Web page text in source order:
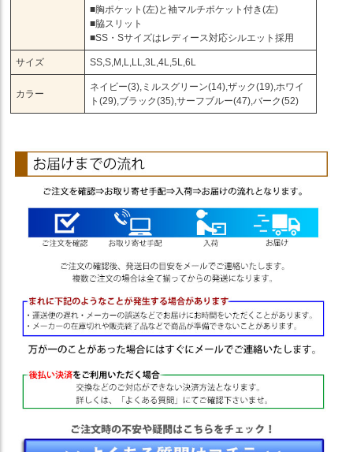
■胸ポケット(左)と袖マルチポケット付き(左)
■脇スリット
■SS・Sサイズはレディース対応シルエット採用
サイズ SS,S,M,L,LL,3L,4L,5L,6L
カラー
ネイビー(3),ミルスグリーン(14),ザック(19),ホワイ
ト(29),ブラック(35),サーフブルー(47),バーク(52)